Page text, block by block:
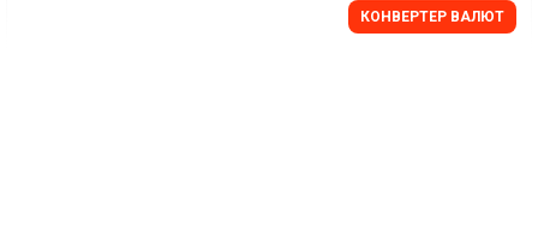
КОНВЕРТЕР ВАЛЮТ